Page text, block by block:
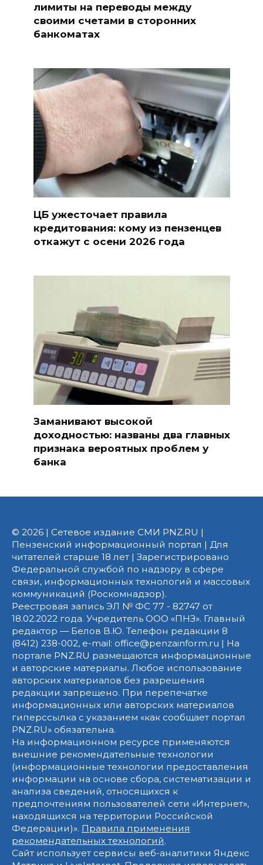
лимиты на переводы между
своими счетами в сторонних
банкоматах
ЦБ ужесточает правила
кредитования: кому из пензенцев
откажут с осени 2026 года
Заманивают высокой
доходностью: названы два главных
признака вероятных проблем у
банка
© 2026 | Сетевое издание СМИ PNZ.RU |
Пензенский информационный портал | Для
читателей старше 18 лет | Зарегистрировано
Федеральной службой по надзору в сфере
связи, информационных технологий и массовых
коммуникаций (Роскомнадзор).
Реестровая запись ЭЛ № ФС 77 - 82747 от
18.02.2022 года. Учредитель ООО «ПНЗ». Главный
редактор — Белов В.Ю. Телефон редакции 8
(8412) 238-002, e-mail: office@penzainform.ru | На
портале PNZ.RU размещаются информационные
и авторские материалы. Любое использование
авторских материалов без разрешения
редакции запрещено. При перепечатке
информационных или авторских материалов
гиперссылка с указанием «как сообщает портал
PNZ.RU» обязательна.
На информационном ресурсе применяются
внешние рекомендательные технологии
(информационные технологии предоставления
информации на основе сбора, систематизации и
анализа сведений, относящихся к
предпочтениям пользователей сети «Интернет»,
находящихся на территории Российской
Федерации)». Правила применения
рекомендательных технологий.
Сайт использует сервисы веб-аналитики Яндекс